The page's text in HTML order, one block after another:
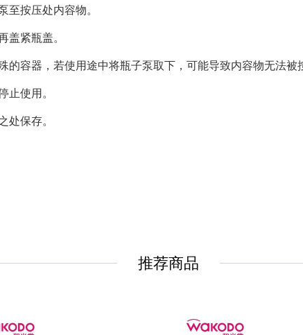
至按压处内容物。
盖紧瓶盖。
的容器，若使用途中将瓶子泵取下，可能导致内容物无法被
止使用。
处保存。
推荐商品